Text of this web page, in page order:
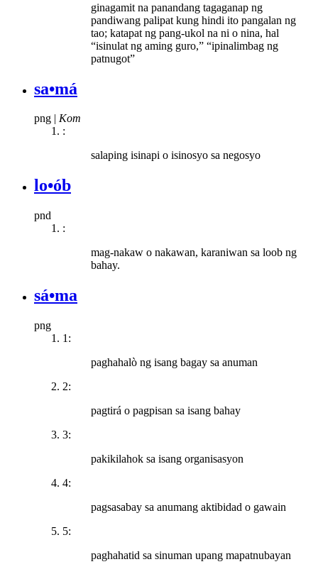
ginagamit na panandang tagaganap ng
pandiwang palipat kung hindi ito pangalan ng
tao; katapat ng pang-ukol na ni o nina, hal
“isinulat ng aming guro,” “ipinalimbag ng
patnugot”
sa•má
png | Kom
:
salaping isinapi o isinosyo sa negosyo
lo•ób
pnd
:
mag-nakaw o nakawan, karaniwan sa loob ng
bahay.
sá•ma
png
1:
paghahalò ng isang bagay sa anuman
2:
pagtirá o pagpisan sa isang bahay
3:
pakikilahok sa isang organisasyon
4:
pagsasabay sa anumang aktibidad o gawain
5:
paghahatid sa sinuman upang mapatnubayan